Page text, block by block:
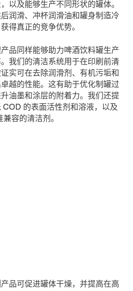
以及能够生产不同形状的罐体。
润滑、冲杯润滑油和罐身制造冷
得真正的竞争优势。
品同样能够助力啤酒饮料罐生产
我们的清洁系统用于在印刷前清
实可在去除润滑剂、有机污垢和
越的性能。这有助于优化制罐过
油墨和涂层的附着力。我们还提
的表面活性剂和溶液，以及
容的清洁剂。
品可促进罐体干燥，并提高在高